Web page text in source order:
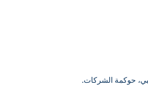
حوكمة الشركات.